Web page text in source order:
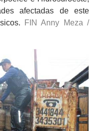
afectadas de este
FIN Anny Meza /